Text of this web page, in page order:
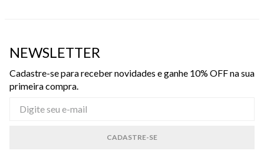
NEWSLETTER
Cadastre-se para receber novidades e ganhe 10% OFF na sua
primeira compra.